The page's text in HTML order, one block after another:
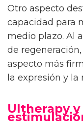
Otro aspecto
capacidad para
medio plazo. Al
de
aspecto más
la expresión y la
Ultherapy